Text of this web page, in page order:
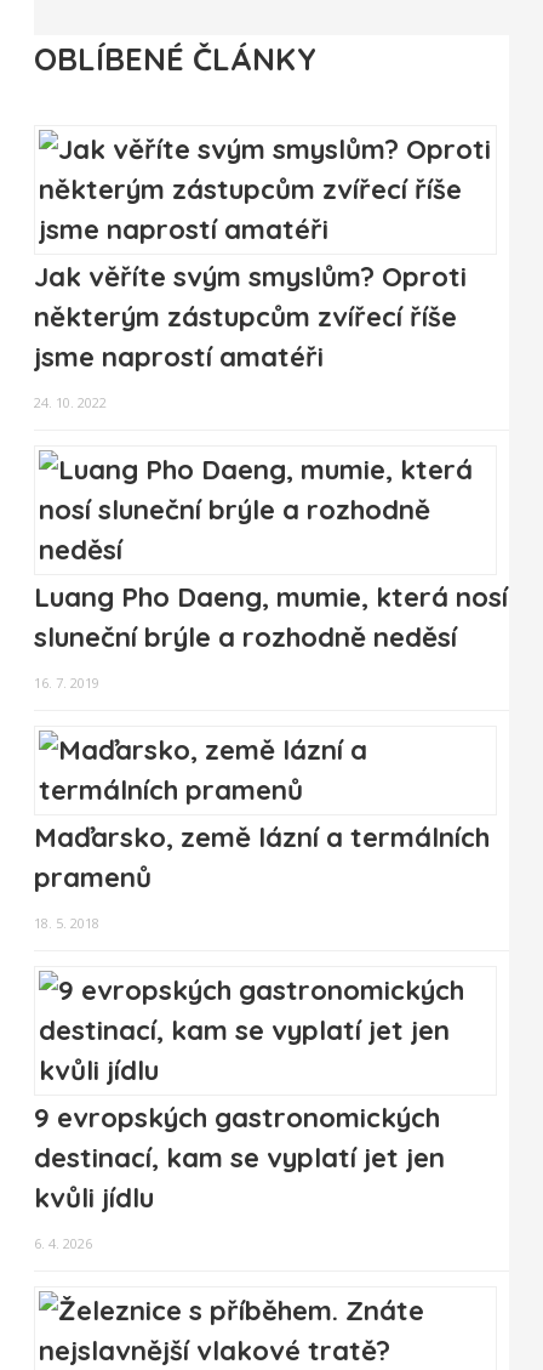
OBLÍBENÉ ČLÁNKY
Jak věříte svým smyslům? Oproti
některým zástupcům zvířecí říše
jsme naprostí amatéři
24. 10. 2022
Luang Pho Daeng, mumie, která nosí
sluneční brýle a rozhodně neděsí
16. 7. 2019
Maďarsko, země lázní a termálních
pramenů
18. 5. 2018
9 evropských gastronomických
destinací, kam se vyplatí jet jen
kvůli jídlu
6. 4. 2026